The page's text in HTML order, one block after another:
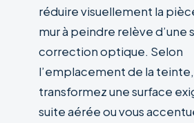
réduire visuellement la
mur à peindre relève d’une
correction optique. Selon
l’emplacement de la
transformez une surface
suite aérée ou vous